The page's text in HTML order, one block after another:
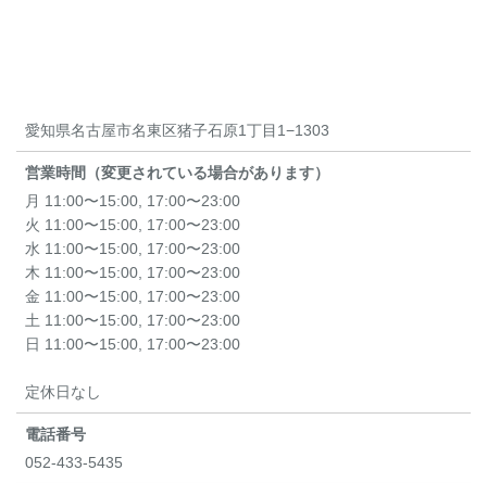
愛知県名古屋市名東区猪子石原1丁目1−1303
営業時間（変更されている場合があります）
月 11:00〜15:00, 17:00〜23:00
火 11:00〜15:00, 17:00〜23:00
水 11:00〜15:00, 17:00〜23:00
木 11:00〜15:00, 17:00〜23:00
金 11:00〜15:00, 17:00〜23:00
土 11:00〜15:00, 17:00〜23:00
日 11:00〜15:00, 17:00〜23:00
定休日なし
電話番号
052-433-5435